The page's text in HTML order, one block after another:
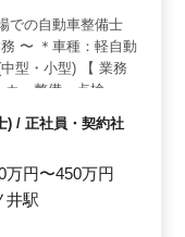
10時間程度でメ
会社情報＞ 自
での業務が行わ
の従業員が活躍
。
/ 整備工場での自動車整備士
〜 ＊車種：軽自動
型・小型) 【 業務
ー整備、点検、車
け、補修 ・お客さ
備考 】 ・社会保険
) / 正社員・契約社
万円〜450万円
井駅